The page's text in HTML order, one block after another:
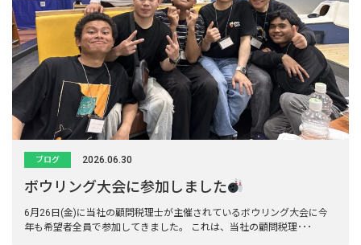
ブログ 2026.06.30
ボウリング大会に参加しました
6月26日(金)に当社の顧問税理士が主催されているボウリング大会に今
年も希望者全員で参加してきました。 これは、当社の顧問税理･･･